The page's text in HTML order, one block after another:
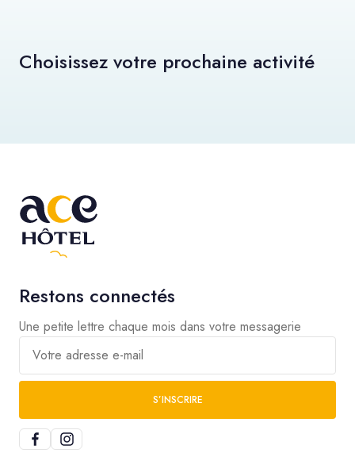
Choisissez votre prochaine activité
Restons connectés
Une petite lettre chaque mois dans votre messagerie
Votre adresse e-mail
S’INSCRIRE